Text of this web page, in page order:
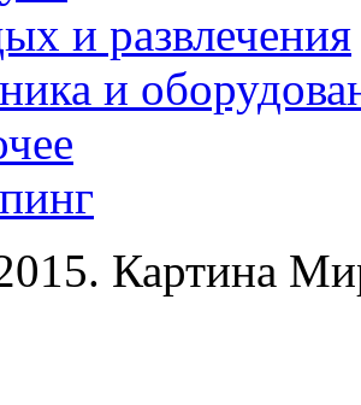
и развлечения
и
Картина